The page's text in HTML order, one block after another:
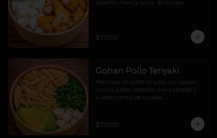
cebollín, maní y arroz de la casa.
$7.500
Gohan Pollo Teriyaki
Pechuga de pollo teriyaki, con queso
crema, palta, cebollín, maní picado y
nuestro arroz de la casa.
$7.000